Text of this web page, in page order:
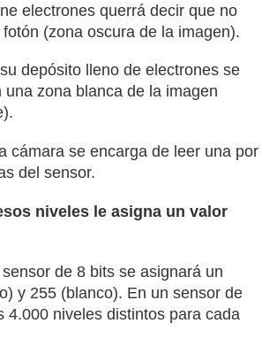
electrones querrá decir que no
(zona oscura de la imagen).
depósito lleno de electrones se
zona blanca de la imagen
cámara se encarga de leer una por
del sensor.
niveles le asigna un valor
de 8 bits se asignará un
y 255 (blanco). En un sensor de
4.000 niveles distintos para cada